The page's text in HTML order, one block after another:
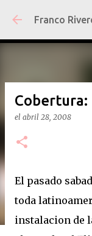
Ir
Franco
Cobertura:
el abril 28, 2008
El pasado
toda
instalacion de